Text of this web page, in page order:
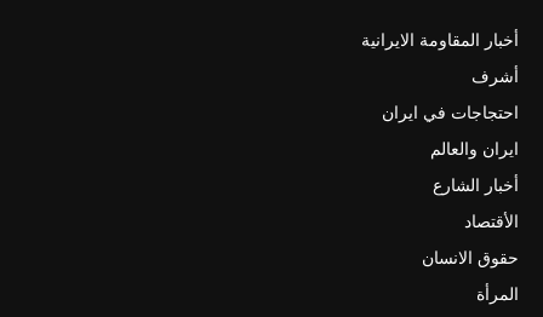
أخبار المقاومة الايرانية
أشرف
احتجاجات في ايران
ايران والعالم
أخبار الشارع
الأقتصاد
حقوق الانسان
المرأة